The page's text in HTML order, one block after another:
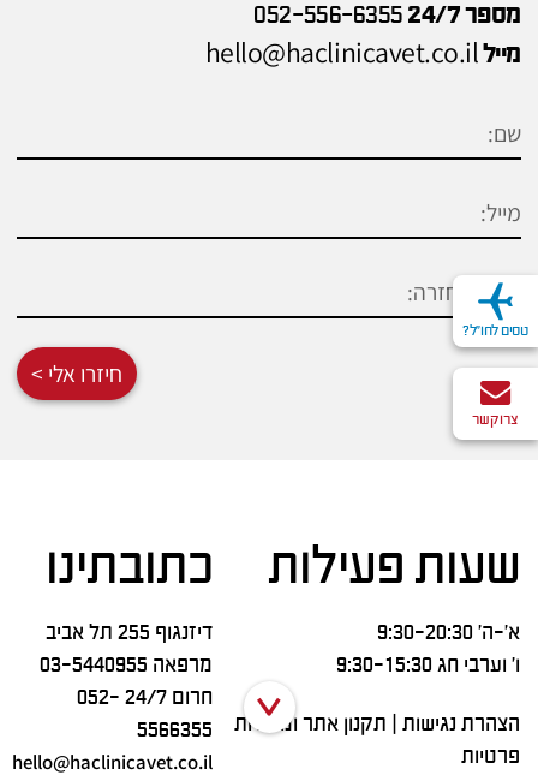
מספר 24/7
052-556-6355
מיילhello@haclinicavet.co.il
חיזרו אלי >
טסים לחו"ל?
צרו קשר
שעות פעילות
א’-ה’ 9:30-20:30
ו’ וערבי חג 9:30-15:30
הצהרת נגישות
תקנון אתר ומדיניות
פרטיות
כתובתינו
דיזנגוף 255 תל אביב
מרפאה 03-5440955
חרום 24/7
052-
5566355
hello@haclinicavet.co.il